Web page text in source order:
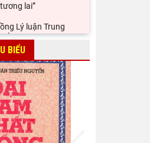
lai”
Lý luận Trung
ban Văn hóa - Xã
Khoa học xã hội
nghị Tập huấn
kiểm
Hội thảo khoa học
văn hóa Lê Quý
trị
BIỂU
Next